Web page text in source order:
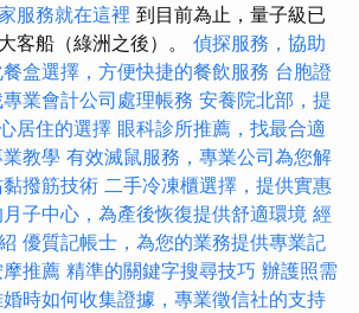
服務就在這裡 到目前為止，量子級已
客船（綠洲之後）。 偵探服務，協助
盒選擇，方便快捷的餐飲服務 台胞證
業會計公司處理帳務 安養院北部，提
居住的選擇 眼科診所推薦，找最合適
教學 有效滅鼠服務，專業公司為您解
撥筋技術 二手冷凍櫃選擇，提供實惠
子中心，為產後恢復提供舒適環境 經
優質記帳士，為您的業務提供專業記
推薦 精準的關鍵字搜尋技巧 辦護照需
時如何收集證據，專業徵信社的支持